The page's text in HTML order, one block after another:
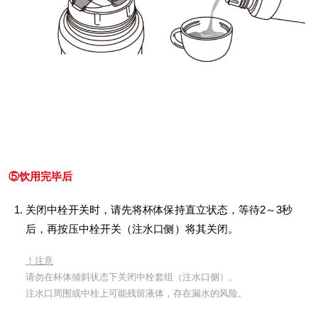
⑤饮用完毕后
关闭中栓开关时，请先将杯体保持直立状态，等待2～3秒
后，再按压中栓开关（注水口侧）将其关闭。
！注意
请勿在杯体倾斜状态下关闭中栓套组（注水口侧）。
注水口周围或中栓上可能残留液体，存在漏水的风险。